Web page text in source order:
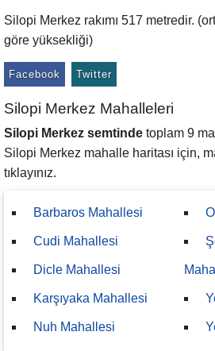
Silopi Merkez rakımı 517 metredir.
göre yüksekliği)
Facebook Twitter
Silopi Merkez Mahalleleri
Silopi Merkez semtinde toplam 9
Silopi Merkez mahalle haritası için,
tıklayınız.
Barbaros Mahallesi
Cudi Mahallesi
Dicle Mahallesi
Karşıyaka Mahallesi
Nuh Mahallesi